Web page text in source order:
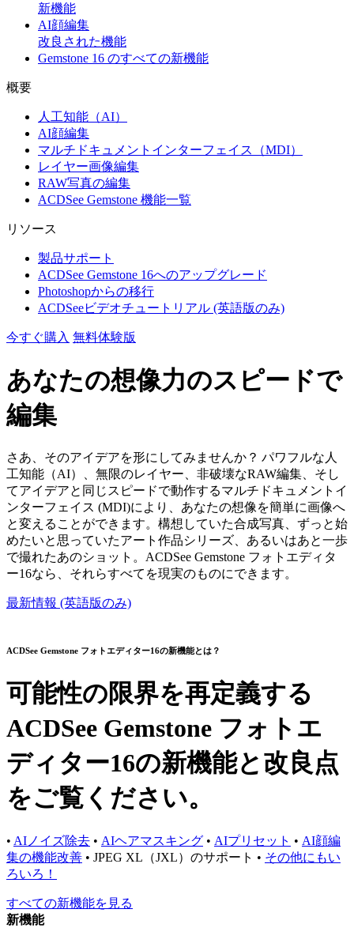
新機能
AI顔編集
改良された機能
Gemstone 16 のすべての新機能
概要
人工知能（AI）
AI顔編集
マルチドキュメントインターフェイス（MDI）
レイヤー画像編集
RAW写真の編集
ACDSee Gemstone 機能一覧
リソース
製品サポート
ACDSee Gemstone 16へのアップグレード
Photoshopからの移行
ACDSeeビデオチュートリアル (英語版のみ)
今すぐ購入 無料体験版
あなたの想像力のスピードで
編集
さあ、そのアイデアを形にしてみませんか？ パワフルな人
工知能（AI）、無限のレイヤー、非破壊なRAW編集、そし
てアイデアと同じスピードで動作するマルチドキュメントイ
ンターフェイス (MDI)により、あなたの想像を簡単に画像へ
と変えることができます。構想していた合成写真、ずっと始
めたいと思っていたアート作品シリーズ、あるいはあと一歩
で撮れたあのショット。ACDSee Gemstone フォトエディタ
ー16なら、それらすべてを現実のものにできます。
最新情報 (英語版のみ)
ACDSee Gemstone フォトエディター16の新機能とは？
可能性の限界を再定義する
ACDSee Gemstone フォトエ
ディター16の新機能と改良点
をご覧ください。
• AIノイズ除去 • AIヘアマスキング • AIプリセット • AI顔編
集の機能改善 • JPEG XL（JXL）のサポート • その他にもい
ろいろ！
すべての新機能を見る
新機能